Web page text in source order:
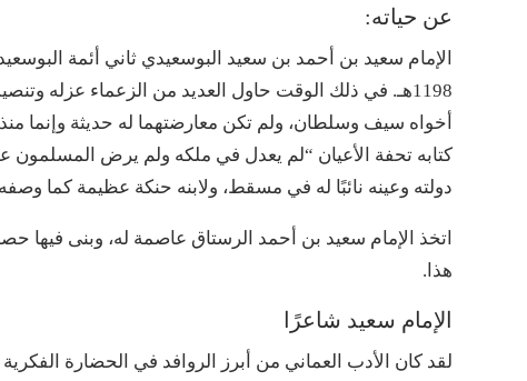
عن حياته:
الإمام سعيد بن أحمد بن سعيد البوسعيدي ثاني أئمة
1198هـ. في ذلك الوقت حاول العديد من الزعماء عزله
أخواه سيف وسلطان، ولم تكن معارضتهما له حديثة وإنما
كتابه تحفة الأعيان “لم يعدل في ملكه ولم يرض المسلمون
دولته وعينه نائبًا له في مسقط، ولابنه حنكة عظيمة كما
اتخذ الإمام سعيد بن أحمد الرستاق عاصمة له، وبنى فيها
هذا.
الإمام سعيد شاعرًا
لقد كان الأدب العماني من أبرز الروافد في الحضارة